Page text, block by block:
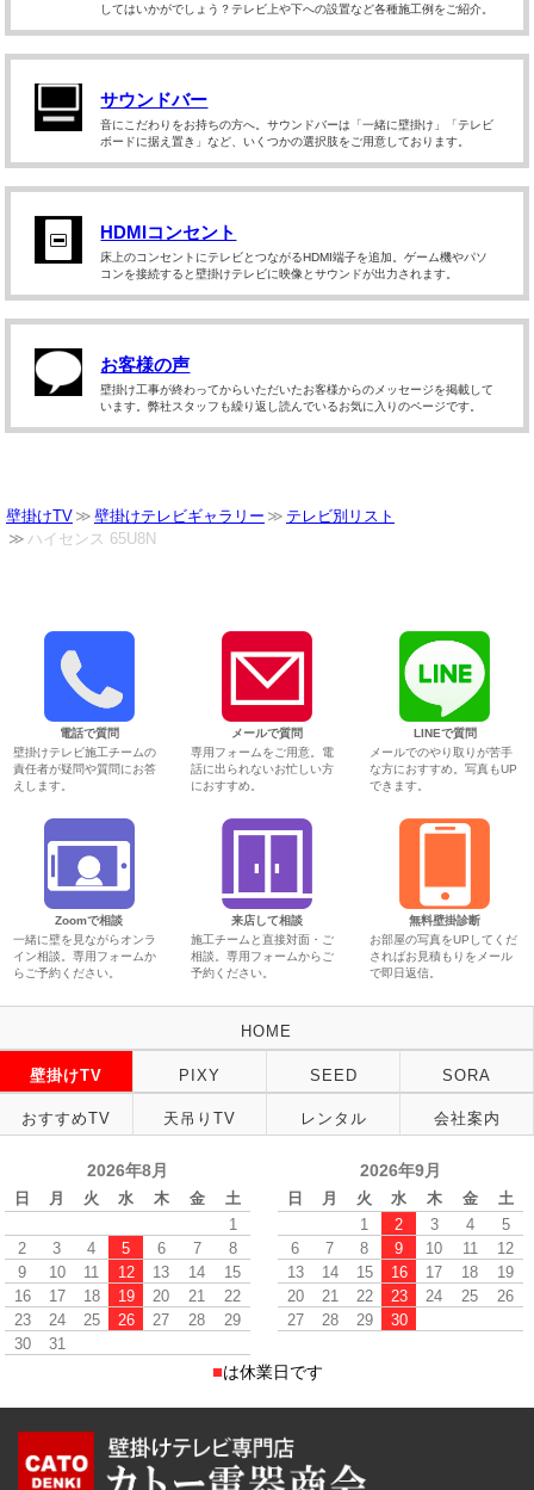
してはいかがでしょう？テレビ上や下への設置など各種施工例をご紹介。
サウンドバー
音にこだわりをお持ちの方へ。サウンドバーは「一緒に壁掛け」「テレビ
ボードに据え置き」など、いくつかの選択肢をご用意しております。
HDMIコンセント
床上のコンセントにテレビとつながるHDMI端子を追加。ゲーム機やパソ
コンを接続すると壁掛けテレビに映像とサウンドが出力されます。
お客様の声
壁掛け工事が終わってからいただいたお客様からのメッセージを掲載して
います。弊社スタッフも繰り返し読んでいるお気に入りのページです。
壁掛けTV 壁掛けテレビギャラリー
テレビ別リスト
ハイセンス 65U8N
電話で質問
壁掛けテレビ施工チームの
責任者が疑問や質問にお答
えします。
メールで質問
専用フォームをご用意。電
話に出られないお忙しい方
におすすめ。
LINEで質問
メールでのやり取りが苦手
な方におすすめ。写真もUP
できます。
Zoomで相談
一緒に壁を見ながらオンラ
イン相談。専用フォームか
らご予約ください。
来店して相談
施工チームと直接対面・ご
相談。専用フォームからご
予約ください。
無料壁掛診断
お部屋の写真をUPしてくだ
さればお見積もりをメール
で即日返信。
HOME
壁掛けTV PIXY SEED SORA
おすすめTV 天吊りTV レンタル 会社案内
2026年8月
日 月 火 水 木 金
土
1
2
3 4 5 6 7
8
9
10 11 12 13 14
15
16
17 18 19 20 21
22
23
24 25 26 27 28
29
30
31
2026年9月
日 月 火 水 木 金
土
1
2 3 4
5
6
7 8 9 10 11
12
13
14 15 16 17 18
19
20
21 22 23 24 25
26
27
28 29 30
■は休業日です